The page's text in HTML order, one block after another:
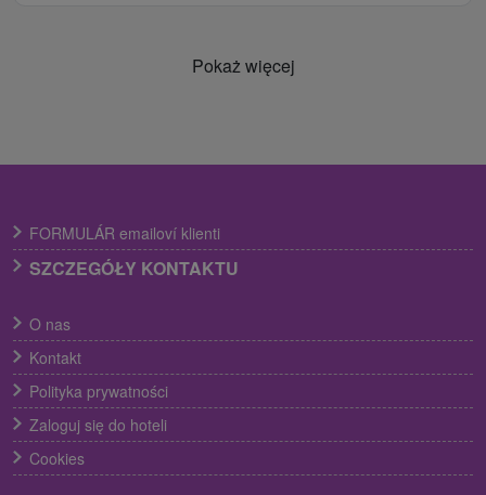
Pokaż więcej
FORMULÁR emailoví klienti
SZCZEGÓŁY KONTAKTU
O nas
Kontakt
Polityka prywatności
Zaloguj się do hoteli
Cookies